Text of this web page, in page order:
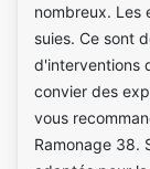
nombreux. Les
suies. Ce sont
d'interventions
convier des
vous
Ramonage 38.